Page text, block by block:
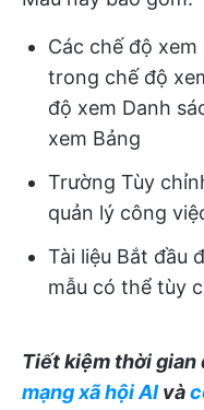
Các chế độ
trong chế độ
độ xem Danh
xem Bảng
Trường Tùy
quản lý công
Tài liệu Bắt đầu
mẫu có thể tùy
Tiết kiệm thời gian
mạng xã hội AIvà